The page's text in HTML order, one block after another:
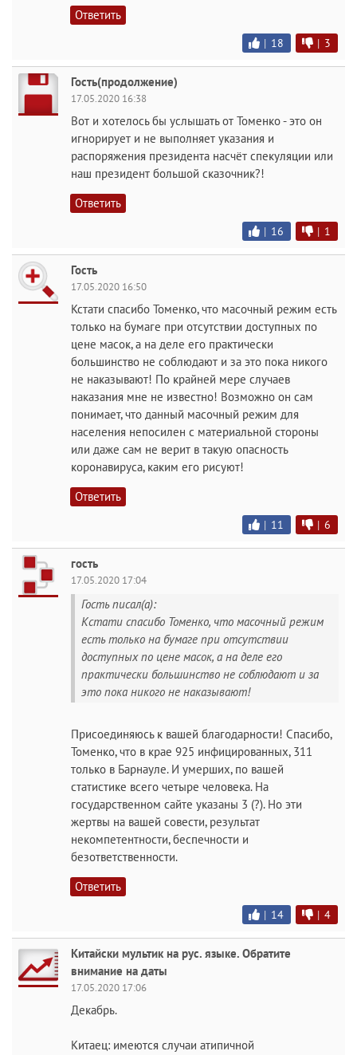
Ответить
| 18 | 3
Гость(продолжение)
17.05.2020 16:38
Вот и хотелось бы услышать от Томенко - это он
игнорирует и не выполняет указания и
распоряжения президента насчёт спекуляции или
наш президент большой сказочник?!
Ответить
| 16 | 1
Гость
17.05.2020 16:50
Кстати спасибо Томенко, что масочный режим есть
только на бумаге при отсутствии доступных по
цене масок, а на деле его практически
большинство не соблюдают и за это пока никого
не наказывают! По крайней мере случаев
наказания мне не известно! Возможно он сам
понимает, что данный масочный режим для
населения непосилен с материальной стороны
или даже сам не верит в такую опасность
коронавируса, каким его рисуют!
Ответить
| 11 | 6
гость
17.05.2020 17:04
Гость писал(а):
Кстати спасибо Томенко, что масочный режим
есть только на бумаге при отсутствии
доступных по цене масок, а на деле его
практически большинство не соблюдают и за
это пока никого не наказывают!
Присоединяюсь к вашей благодарности! Спасибо,
Томенко, что в крае 925 инфицированных, 311
только в Барнауле. И умерших, по вашей
статистике всего четыре человека. На
государственном сайте указаны 3 (?). Но эти
жертвы на вашей совести, результат
некомпетентности, беспечности и
безответственности.
Ответить
| 14 | 4
Китайски мультик на рус. языке. Обратите
внимание на даты
17.05.2020 17:06
Декабрь.
Китаец: имеются случаи атипичной